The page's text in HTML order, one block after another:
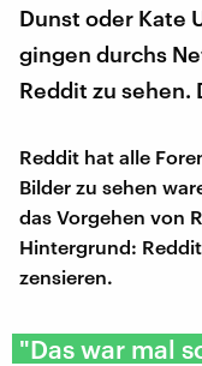
Dunst oder Kate
gingen durchs
Reddit zu sehen.
Reddit hat alle
Bilder zu sehen
das Vorgehen von
Hintergrund:
zensieren.
"Das war mal